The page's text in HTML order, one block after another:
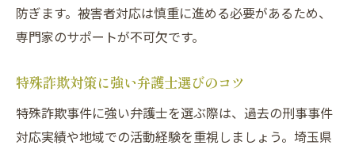
防ぎます。被害者対応は慎重に進める必要があるため、
専門家のサポートが不可欠です。
特殊詐欺対策に強い弁護士選びのコツ
特殊詐欺事件に強い弁護士を選ぶ際は、過去の刑事事件
対応実績や地域での活動経験を重視しましょう。埼玉県